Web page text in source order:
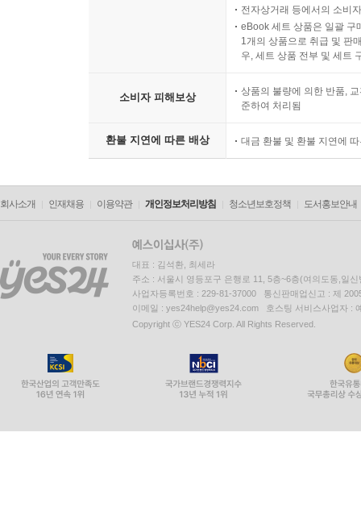
전자상거래 등에서의 소비
eBook 세트 상품은 일괄 구
1개의 상품으로 취급 및 판
우, 세트 상품 전부 및 세트
소비자 피해보상
상품의 불량에 의한 반품,
준하여 처리됨
환불 지연에 따른 배상 대금 환불 및 환불 지연에
회사소개 인재채용 이용약관 개인정보처리방침 청소년보호정책 도서홍보안내
대표 : 김석환, 최세라
주소 : 서울시 영등포구 은행로 11, 5층~6층(여의도동,일신
사업자등록번호 : 229-81-37000 통신판매업신고 : 제
이메일 : yes24help@yes24.com 호스팅 서비스사업자 :
Copyright ⓒ YES24 Corp. All Rights Reserved.